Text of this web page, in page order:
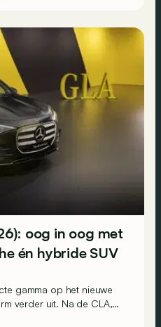
oog in oog met
én hybride SUV
gamma op het nieuwe
verder uit. Na de CLA,